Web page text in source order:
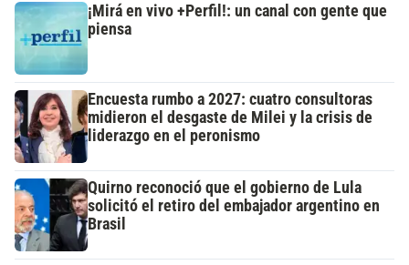
¡Mirá en vivo +Perfil!: un canal con gente que
piensa
Encuesta rumbo a 2027: cuatro consultoras
midieron el desgaste de Milei y la crisis de
liderazgo en el peronismo
Quirno reconoció que el gobierno de Lula
solicitó el retiro del embajador argentino en
Brasil